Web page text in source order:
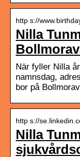
http s://
Nilla
När fyller Nilla
namnsdag,
bor på
http s://
Nilla